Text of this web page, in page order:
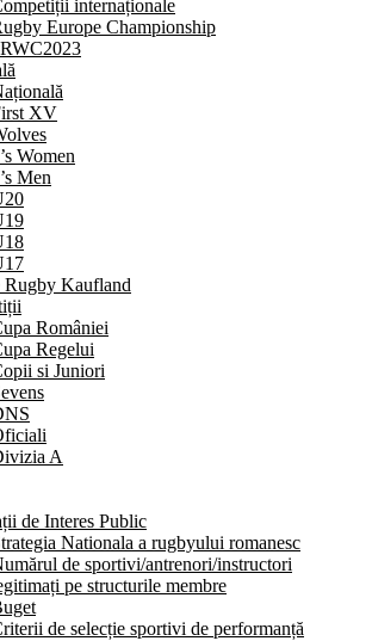
internaționale
Europe Championship
XV
Women
Men
Rugby Kaufland
României
Regelui
si Juniori
A
de Interes Public
Nationala a rugbyului romanesc
de sportivi/antrenori/instructori
pe structurile membre
de selecție sportivi de performanță